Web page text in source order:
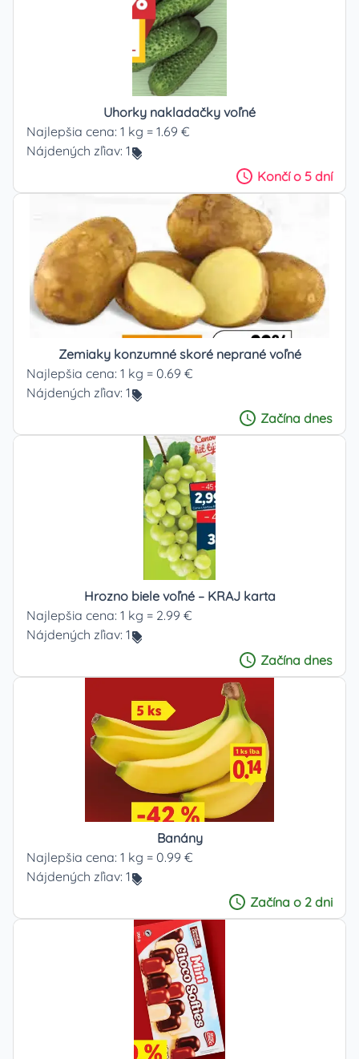
Uhorky nakladačky voľné
Najlepšia cena: 1 kg = 1.69 €
Nájdených zľiav: 1
Končío 5 dní
Zemiaky konzumné skoré neprané voľné
Najlepšia cena: 1 kg = 0.69 €
Nájdených zľiav: 1
Začína dnes
Hrozno biele voľné – KRAJ karta
Najlepšia cena: 1 kg = 2.99 €
Nájdených zľiav: 1
Začína dnes
Banány
Najlepšia cena: 1 kg = 0.99 €
Nájdených zľiav: 1
Začína o 2 dni